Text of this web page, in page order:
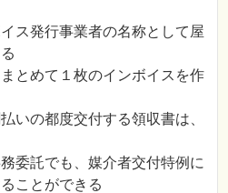
ス発行事業者の名称として屋
とめて１枚のインボイスを作
いの都度交付する領収書は、
委託でも、媒介者交付特例に
ことができる